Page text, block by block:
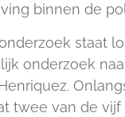
binnen de
staat
onderzoek
twee van de vijf